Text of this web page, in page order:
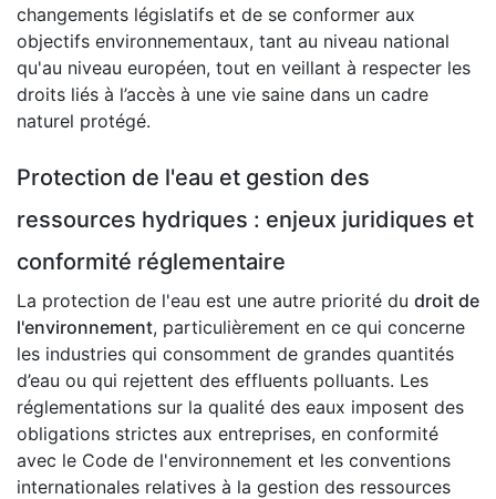
changements législatifs et de se conformer aux
objectifs environnementaux, tant au niveau national
qu'au niveau européen, tout en veillant à respecter les
droits liés à l’accès à une vie saine dans un cadre
naturel protégé.
Protection de l'eau et gestion des
ressources hydriques : enjeux juridiques et
conformité réglementaire
La protection de l'eau est une autre priorité du droit de
l'environnement, particulièrement en ce qui concerne
les industries qui consomment de grandes quantités
d’eau ou qui rejettent des effluents polluants. Les
réglementations sur la qualité des eaux imposent des
obligations strictes aux entreprises, en conformité
avec le Code de l'environnement et les conventions
internationales relatives à la gestion des ressources